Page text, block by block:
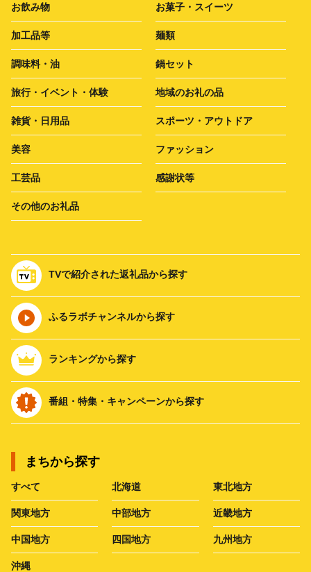
お飲み物 お菓子・スイーツ
加工品等 麺類
調味料・油 鍋セット
旅行・イベント・体験 地域のお礼の品
雑貨・日用品 スポーツ・アウトドア
美容 ファッション
工芸品 感謝状等
その他のお礼品
TVで紹介された返礼品から探す
ふるラボチャンネルから探す
ランキングから探す
番組・特集・キャンペーンから探す
まちから探す
すべて 北海道 東北地方
関東地方 中部地方 近畿地方
中国地方 四国地方 九州地方
沖縄